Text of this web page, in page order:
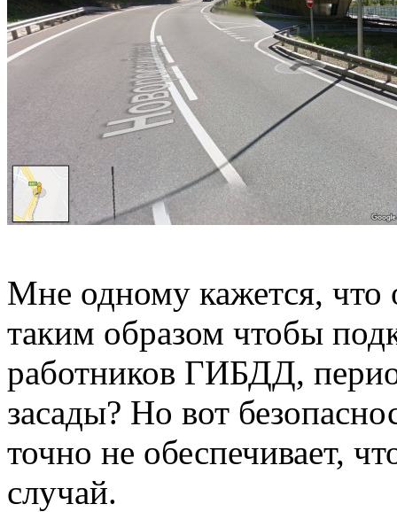
Мне одному кажется, что
таким образом чтобы
работников ГИБДД,
засады? Но вот
точно не обеспечивает,
случай.